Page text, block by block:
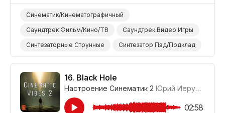
Синематик/Кинематографичный
Саундтрек Фильм/Кино/ТВ
Саундтрек Видео Игры
Синтезаторные Струнные
Синтезатор Пэд/Подклад
Синтезатор Клавишные/Лиды
Голосовой/Вокальный Эффект
Оркестр
Мягкий Мощный
Героический
Видео Игры
Наука/Технология/Производство
16. Black Hole
Настроение Синематик 2 Юрий Иерусалимов
02:58